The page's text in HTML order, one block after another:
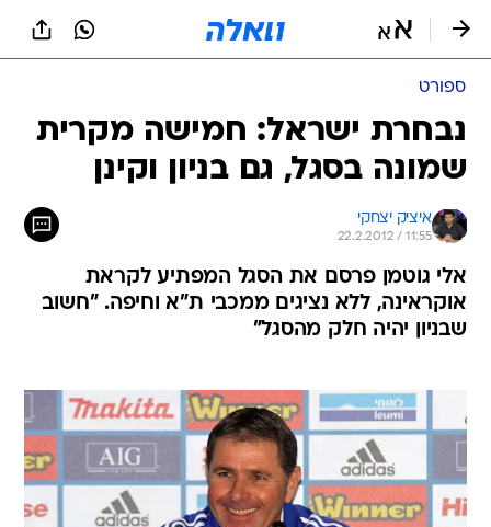
ספורט
נבחרת ישראל: חמישה מקרית
שמונה בסגל, גם בניון וקינן
איציק יצחקי
22.2.2012 / 11:55
אלי גוטמן פרסם את הסגל המפתיע לקראת
אוקראינה, ללא נציגים ממכבי ת"א וחיפה. "חשוב
שבניון יהיה חלק מהסגל"